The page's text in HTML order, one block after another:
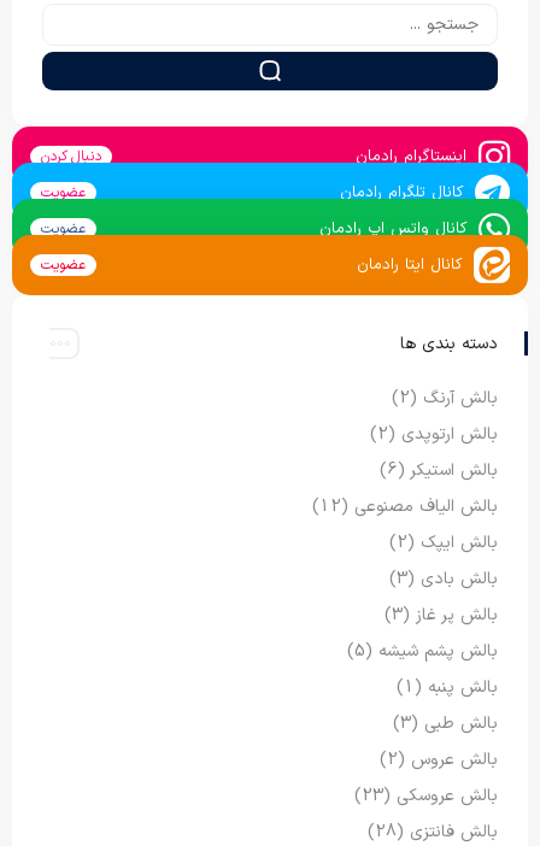
اینستاگرام رادمان دنبال کردن
کانال تلگرام رادمان عضویت
کانال واتس اپ رادمان عضویت
کانال ایتا رادمان عضویت
دسته بندی ها
بالش آرنگ (2)
بالش ارتوپدی (2)
بالش استیکر (6)
بالش الیاف مصنوعی (12)
بالش ایپک (2)
بالش بادی (3)
بالش پر غاز (3)
بالش پشم شیشه (5)
بالش پنبه (1)
بالش طبی (3)
بالش عروس (2)
بالش عروسکی (23)
بالش فانتزی (28)